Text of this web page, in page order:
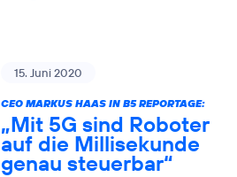
15. Juni 2020
CEO MARKUS HAAS IN B5 REPORTAGE:
„Mit 5G sind Roboter
auf die Millisekunde
genau steuerbar“